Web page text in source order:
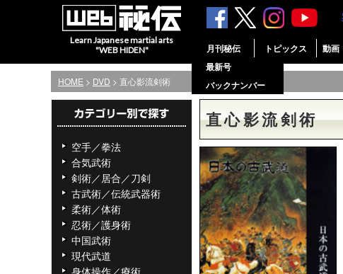
Learn Japanese martial arts
"WEB HIDEN"
月刊秘伝
最新号
バックナンバー
トピックス 動画
HOME > DVD > 直心影流剣術
空手／拳法
合気武術
剣術／居合／刀剣
古武術／伝統武器術
柔術／体術
忍術／護身術
中国武術
現代武道
身体操作／療術
直心影流剣術